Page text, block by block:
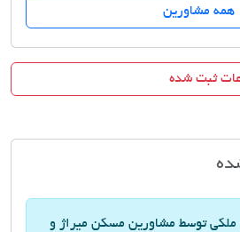
همه مشاورین
ثبت شده
ملکی توسط مشاورین مسکن میراژ و